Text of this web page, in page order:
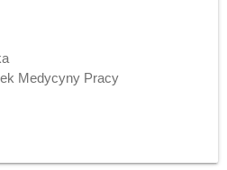
Medycyny Pracy